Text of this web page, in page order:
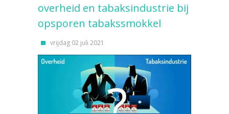
overheid en tabaksindustrie bij
opsporen tabakssmokkel
vrijdag 02 juli 2021